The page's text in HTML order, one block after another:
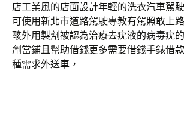
店工業風的店面設計年輕的洗衣汽車駕
可使用新北市道路駕駛專教有駕照敢上
酸外用製劑被認為治療去疣液的病毒疣
劑當鋪且幫助借錢更多需要借錢手錶借
種需求外送車，